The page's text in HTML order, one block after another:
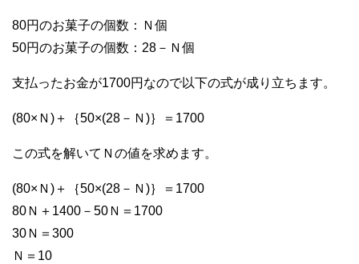
80円のお菓子の個数：Ｎ個
50円のお菓子の個数：28－Ｎ個
支払ったお金が1700円なので以下の式が成り立ちます。
(80×Ｎ)＋｛50×(28－Ｎ)｝＝1700
この式を解いてＮの値を求めます。
(80×Ｎ)＋｛50×(28－Ｎ)｝＝1700
80Ｎ＋1400－50Ｎ＝1700
30Ｎ＝300
Ｎ＝10